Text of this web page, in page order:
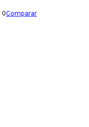
0Comparar